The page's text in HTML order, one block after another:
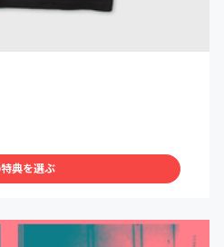
典を選ぶ